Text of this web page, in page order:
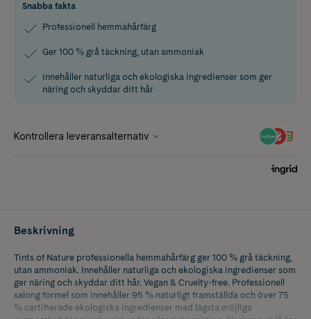
Snabba fakta
Professionell hemmahårfärg
Ger 100 % grå täckning, utan ammoniak
Innehåller naturliga och ekologiska ingredienser som ger
näring och skyddar ditt hår
Beskrivning
Tints of Nature professionella hemmahårfärg ger 100 % grå täckning,
utan ammoniak. Innehåller naturliga och ekologiska ingredienser som
ger näring och skyddar ditt hår. Vegan & Cruelty-free. Professionell
salong formel som innehåller 95 % naturligt framställda och över 75
% certifierade ekologiska ingredienser med lägsta möjliga